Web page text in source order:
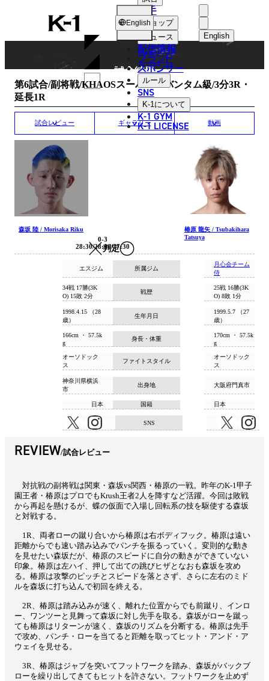
K-
1
English
選手
ショップ
ニュース
配信情報
ブランド
スポンサー
ルール
SNS
K-1について
K-1 GYM
K-1 LICENSE
English
MATCH RESULT
試合結果
第6試合/副将戦/KHAOSスーパー・バンタム級/3分3R・
延長1R
試合レビュー ギャラリー 動画
森坂 陸 / Morisaka Riku
判定
0-3
28:30/28:30/27:30
椿原 龍矢 / Tsubakihara
Tatsuya
所属ジム
エスジム
月心会チーム
侍
戦歴
34戦 17勝(3K
O) 15敗 2分
25戦 16勝(3K
O) 8敗 1分
生年月日
1998.4.15 （28
歳）
1999.5.7 （27
歳）
身長・体重
166cm ・ 57.5k
g
170cm ・ 57.5k
g
ファイトスタイル
オーソドック
ス
オーソドック
ス
出身地
神奈川県横浜
市
大阪府門真市
国籍
日本 日本
SNS
REVIEW 試合レビュー
対抗戦の副将戦は関東・森坂vs関西・椿原の一戦。昨年のK-1甲子
園王者・椿原はプロでもKrush王者2人を降すなど活躍。今回は敗戦
から再起を懸けるが、蝶の仮面で入場し回転系の技を駆使する森坂
と対戦する。
1R、両者ローの蹴り合いから椿原は右ボディフック。椿原は遠い
距離からでも速い踏み込みでパンチを振るっていく。変則的な動き
を見せたい森坂だが、椿原のスピードに自分の動きができていない
印象。椿原は左ハイ、押して出ての跳びヒザとなおも森坂を攻め
る。椿原は攻撃のピッチとスピードを落とさず、さらに左右のミド
ルを森坂に打ち込んで初回を終える。
2R、椿原は踏み込みが速く、離れた位置からでも前蹴り、インロ
ー、ワンツーと見舞って森坂に対し先手を取る。森坂がローを蹴っ
ても椿原はリターンが速く、森坂のリズムを分断する。椿原は先手
で攻め、パンチ・ローを当てると距離を取ってヒット・アンド・ア
ウェイを見せる。
3R、椿原はジャブを突いてフットワークを踏み、森坂がバックブ
ローを繰り出してきてもヒットを許さない。フットワークを止めず